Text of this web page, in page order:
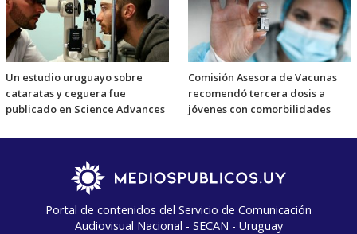
Un estudio uruguayo sobre
cataratas y ceguera fue
publicado en Science Advances
Comisión Asesora de Vacunas
recomendó tercera dosis a
jóvenes con comorbilidades
Portal de contenidos del Servicio de Comunicación
Audiovisual Nacional - SECAN - Uruguay